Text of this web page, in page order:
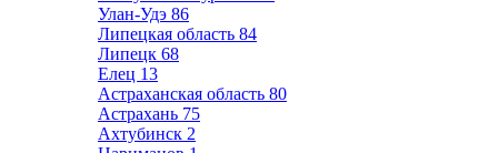
Улан-Удэ 86
Липецкая область 84
Липецк 68
Елец 13
Астраханская область 80
Астрахань 75
Ахтубинск 2